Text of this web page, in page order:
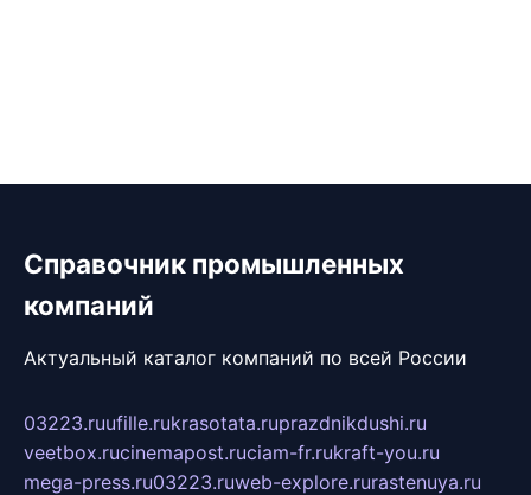
Справочник промышленных
компаний
Актуальный каталог компаний по всей России
03223.ruufille.rukrasotata.ruprazdnikdushi.ru
veetbox.rucinemapost.ruciam-fr.rukraft-you.ru
mega-press.ru03223.ruweb-explore.rurastenuya.ru